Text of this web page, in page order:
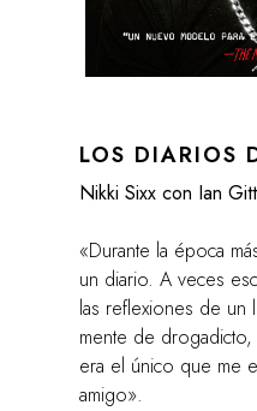
LOS DIARIOS
Nikki Sixx con Ian
«Durante la época
un diario. A veces
las reflexiones de
mente de
era el único que me
amigo».